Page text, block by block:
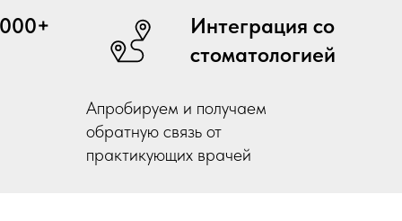
Интеграция со
стоматологией
Апробируем и получаем
обратную связь от
практикующих врачей